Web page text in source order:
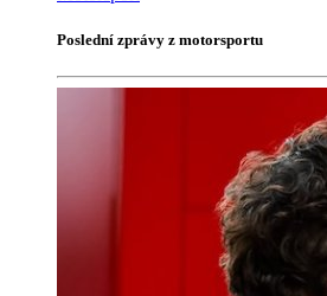
Poslední zprávy z motorsportu